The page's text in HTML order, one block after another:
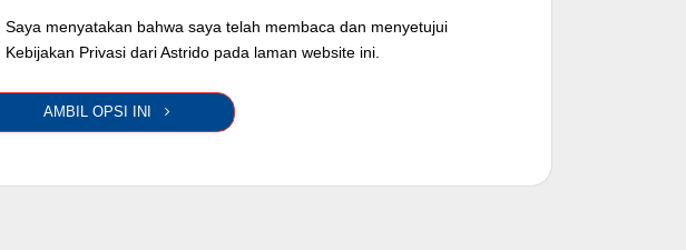
Saya menyatakan bahwa saya telah membaca dan menyetujui
Kebijakan Privasi dari Astrido pada laman website ini.
AMBIL OPSI INI